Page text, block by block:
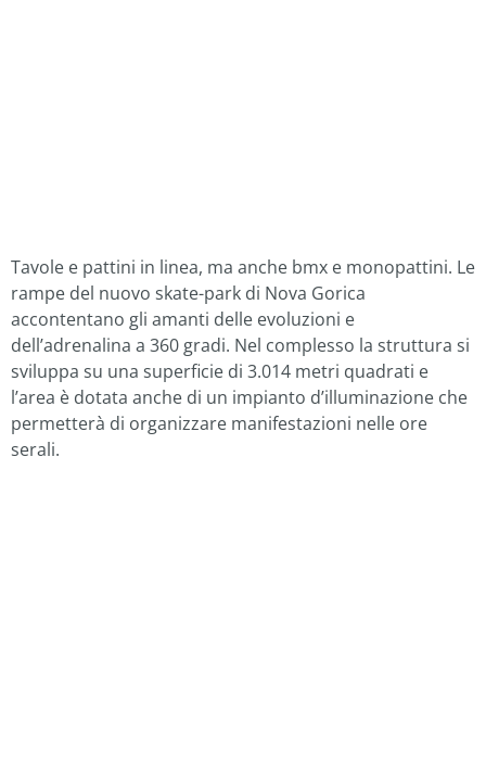
Tavole e pattini in linea, ma anche bmx e monopattini. Le
rampe del nuovo skate-park di Nova Gorica
accontentano gli amanti delle evoluzioni e
dell’adrenalina a 360 gradi. Nel complesso la struttura si
sviluppa su una superficie di 3.014 metri quadrati e
l’area è dotata anche di un impianto d’illuminazione che
permetterà di organizzare manifestazioni nelle ore
serali.